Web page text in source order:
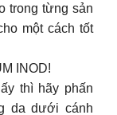
trong từng sản
một cách tốt
INOD!
thì hãy phấn
da dưới cánh